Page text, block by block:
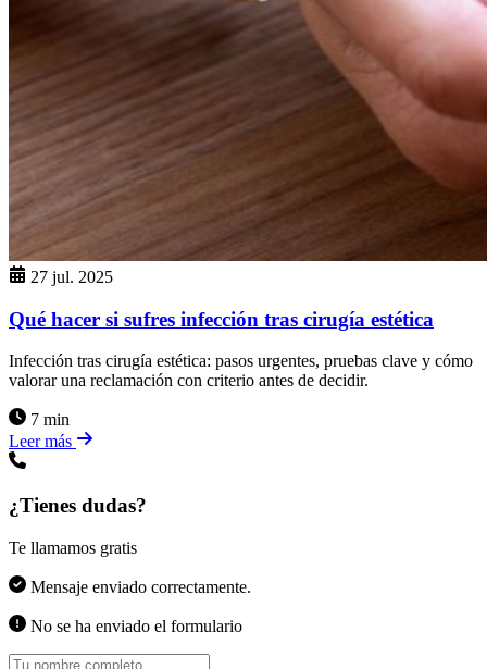
27 jul. 2025
Qué hacer si sufres infección tras cirugía estética
Infección tras cirugía estética: pasos urgentes, pruebas clave y cómo
valorar una reclamación con criterio antes de decidir.
7 min
Leer más
¿Tienes dudas?
Te llamamos gratis
Mensaje enviado correctamente.
No se ha enviado el formulario